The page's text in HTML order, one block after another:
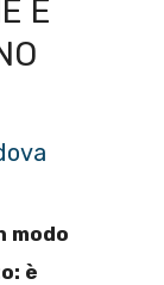
E
modo
è